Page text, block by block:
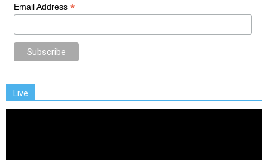
Email Address *
Live